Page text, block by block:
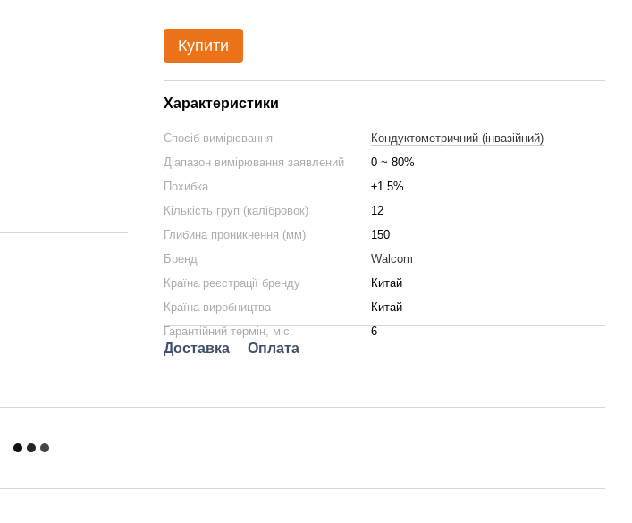
Купити
Характеристики
Спосіб вимірювання
Кондуктометричний (інвазійний)
Діапазон вимірювання заявлений
0 ~ 80%
Похибка
±1.5%
Кількість груп (калібровок)
12
Глибина проникнення (мм)
150
Бренд
Walcom
Країна реєстрації бренду
Китай
Країна виробництва
Китай
Гарантійний термін, міс.
6
Доставка Оплата